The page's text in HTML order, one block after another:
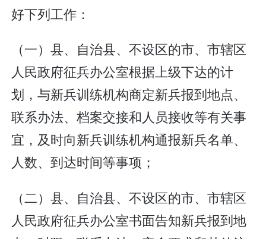
好下列工作：
（一）县、自治县、不设区的市、市辖区
人民政府征兵办公室根据上级下达的计
划，与新兵训练机构商定新兵报到地点、
联系办法、档案交接和人员接收等有关事
宜，及时向新兵训练机构通报新兵名单、
人数、到达时间等事项；
（二）县、自治县、不设区的市、市辖区
人民政府征兵办公室书面告知新兵报到地